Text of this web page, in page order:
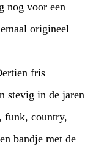
nog voor een
origineel
fris
stevig in de jaren
funk, country,
bandje met de